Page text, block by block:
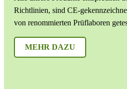
Richtlinien, sind CE-
von renommierten Prüflaboren
MEHR DAZU